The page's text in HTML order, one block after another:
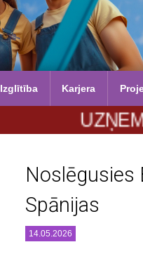
Izglītība Karjera
Noslēgusies
Spānijas
14.05.2026